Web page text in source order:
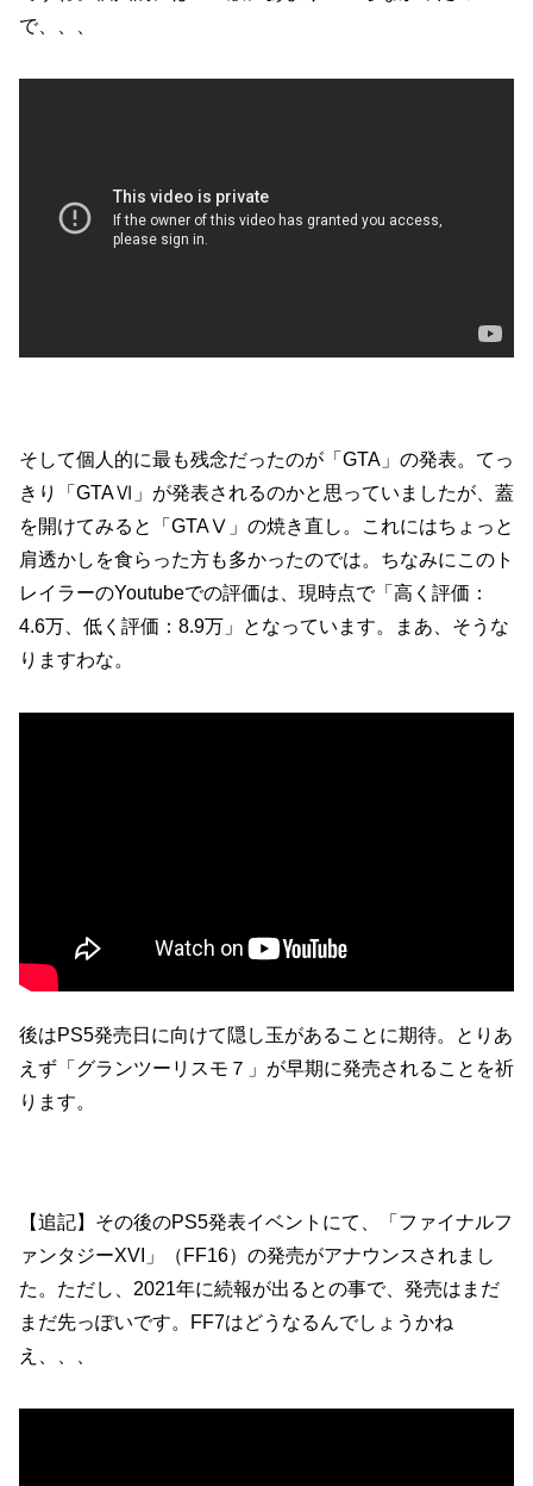
で、、、
そして個人的に最も残念だったのが「GTA」の発表。てっ
きり「GTAⅥ」が発表されるのかと思っていましたが、蓋
を開けてみると「GTAⅤ」の焼き直し。これにはちょっと
肩透かしを食らった方も多かったのでは。ちなみにこのト
レイラーのYoutubeでの評価は、現時点で「高く評価：
4.6万、低く評価：8.9万」となっています。まあ、そうな
りますわな。
後はPS5発売日に向けて隠し玉があることに期待。とりあ
えず「グランツーリスモ７」が早期に発売されることを祈
ります。
【追記】その後のPS5発表イベントにて、「ファイナルフ
ァンタジーXVI」（FF16）の発売がアナウンスされまし
た。ただし、2021年に続報が出るとの事で、発売はまだ
まだ先っぽいです。FF7はどうなるんでしょうかね
え、、、